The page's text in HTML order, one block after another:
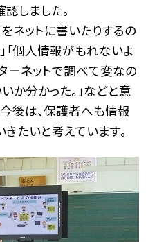
しました。
ネットに書いたりするの
「個人情報がもれないよ
ーネットで調べて変なの
か分かった。」などと意
後は、保護者へも情報
たいと考えています。